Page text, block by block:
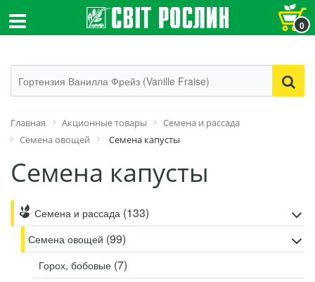
0
Главная Акционные товары
Семена и рассада
Семена овощей
Семена капусты
Семена капусты
Семена и рассада (133)
Семена овощей (99)
Горох, бобовые (7)